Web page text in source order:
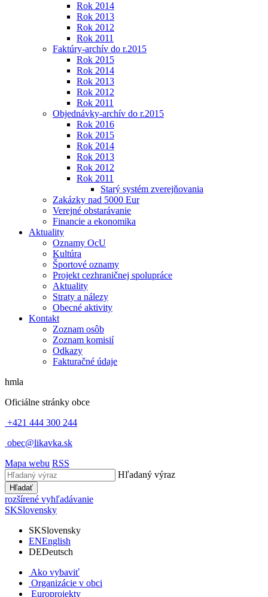
Rok 2014
Rok 2013
Rok 2012
Rok 2011
Faktúry-archív do r.2015
Rok 2015
Rok 2014
Rok 2013
Rok 2012
Rok 2011
Objednávky-archív do r.2015
Rok 2016
Rok 2015
Rok 2014
Rok 2013
Rok 2012
Rok 2011
Starý systém zverejňovania
Zakázky nad 5000 Eur
Verejné obstarávanie
Financie a ekonomika
Aktuality
Oznamy OcU
Kultúra
Športové oznamy
Projekt cezhraničnej spolupráce
Aktuality
Straty a nálezy
Obecné aktivity
Kontakt
Zoznam osôb
Zoznam komisií
Odkazy
Fakturačné údaje
hmla
Oficiálne stránky obce
+421 444 300 244
obec@likavka.sk
Mapa webu RSS
Hľadaný výraz
Hľadať
rozšírené vyhľadávanie
SKSlovensky
SKSlovensky
ENEnglish
DEDeutsch
Ako vybaviť
Organizácie v obci
Europrojekty